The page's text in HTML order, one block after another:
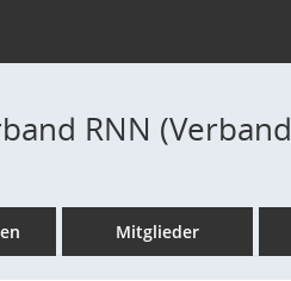
RNN
Mitglieder